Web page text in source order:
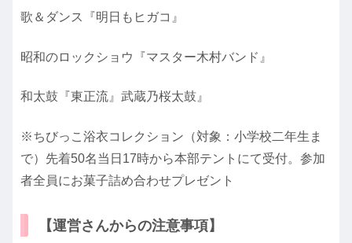
歌＆ダンス『明日もヒガコ』
昭和のロックショウ『マスター木村バンド』
和太鼓『東正流』武蔵乃桜太鼓』
※ちびっこ浴衣コレクション（対象：小学校二年生ま
で）先着50名当日17時から本部テントにて受付。参加
者全員にお菓子詰め合わせプレゼント
【運営さんからの注意事項】